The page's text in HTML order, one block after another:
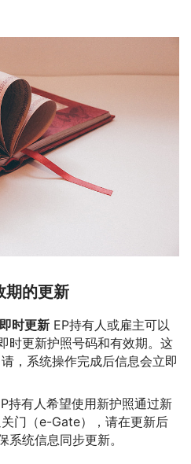
期的更新
时更新 EP持有人或雇主可以
时更新护照号码和有效期。这
，系统操作完成后信息会立即
持有人希望使用新护照通过新
门（e-Gate），请在更新后
统信息同步更新。